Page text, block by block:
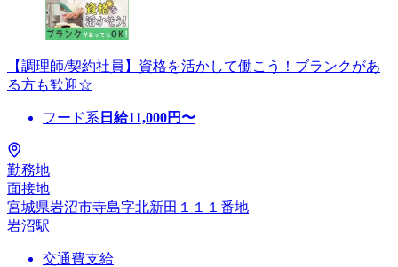
【調理師/契約社員】資格を活かして働こう！ブランクがあ
る方も歓迎☆
フード系 日給11,000円〜
勤務地
面接地
宮城県岩沼市寺島字北新田１１１番地
岩沼駅
交通費支給